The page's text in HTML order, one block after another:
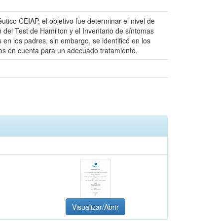
CEIAP, el objetivo fue determinar el nivel de
Test de Hamilton y el Inventario de síntomas
los padres, sin embargo, se identificó en los
en cuenta para un adecuado tratamiento.
Visualizar/Abrir